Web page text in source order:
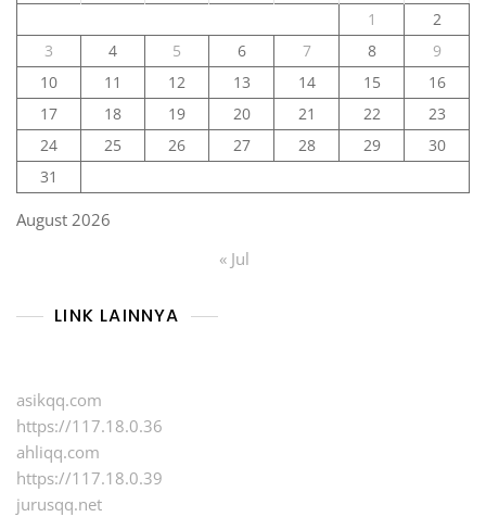
August 2026
1
2
3
4 5 6 7 8
9
10
11 12 13 14 15
16
17
18 19 20 21 22
23
24
25 26 27 28 29
30
31
« Jul
LINK LAINNYA
asikqq.com
https://117.18.0.36
ahliqq.com
https://117.18.0.39
jurusqq.net